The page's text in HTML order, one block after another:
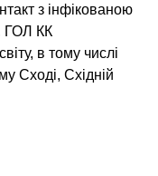
з інфікованою
ГОЛ КК
в тому числі
Сході, Східній